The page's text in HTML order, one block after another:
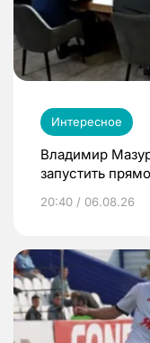
Интересное
Владимир
запустить
20:40 / 06.08.26